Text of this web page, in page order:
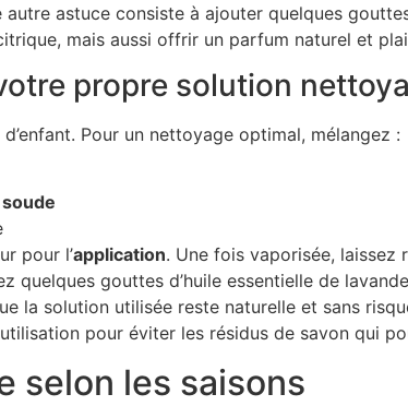
astuce consiste à ajouter quelques
mais aussi offrir un parfum naturel et
propre solution
Pour un nettoyage optimal, mélangez :
pour l’application. Une fois vaporisée, laissez
quelques gouttes d’huile essentielle de
la solution utilisée reste naturelle et sans
pour éviter les résidus de savon qui
selon les saisons